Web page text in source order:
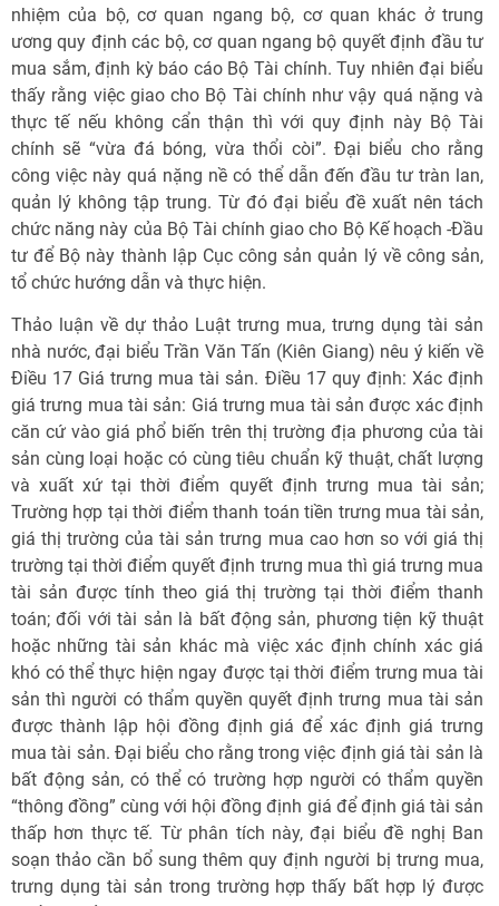
nhiệm của bộ, cơ quan ngang bộ, cơ quan khác ở trung
ương quy định các bộ, cơ quan ngang bộ quyết định đầu tư
mua sắm, định kỳ báo cáo Bộ Tài chính. Tuy nhiên đại biểu
thấy rằng việc giao cho Bộ Tài chính như vậy quá nặng và
thực tế nếu không cẩn thận thì với quy định này Bộ Tài
chính sẽ “vừa đá bóng, vừa thổi còi”. Đại biểu cho rằng
công việc này quá nặng nề có thể dẫn đến đầu tư tràn lan,
quản lý không tập trung. Từ đó đại biểu đề xuất nên tách
chức năng này của Bộ Tài chính giao cho Bộ Kế hoạch -Đầu
tư để Bộ này thành lập Cục công sản quản lý về công sản,
tổ chức hướng dẫn và thực hiện.
Thảo luận về dự thảo Luật trưng mua, trưng dụng tài sản
nhà nước, đại biểu Trần Văn Tấn (Kiên Giang) nêu ý kiến về
Điều 17 Giá trưng mua tài sản. Điều 17 quy định: Xác định
giá trưng mua tài sản: Giá trưng mua tài sản được xác định
căn cứ vào giá phổ biến trên thị trường địa phương của tài
sản cùng loại hoặc có cùng tiêu chuẩn kỹ thuật, chất lượng
và xuất xứ tại thời điểm quyết định trưng mua tài sản;
Trường hợp tại thời điểm thanh toán tiền trưng mua tài sản,
giá thị trường của tài sản trưng mua cao hơn so với giá thị
trường tại thời điểm quyết định trưng mua thì giá trưng mua
tài sản được tính theo giá thị trường tại thời điểm thanh
toán; đối với tài sản là bất động sản, phương tiện kỹ thuật
hoặc những tài sản khác mà việc xác định chính xác giá
khó có thể thực hiện ngay được tại thời điểm trưng mua tài
sản thì người có thẩm quyền quyết định trưng mua tài sản
được thành lập hội đồng định giá để xác định giá trưng
mua tài sản. Đại biểu cho rằng trong việc định giá tài sản là
bất động sản, có thể có trường hợp người có thẩm quyền
“thông đồng” cùng với hội đồng định giá để định giá tài sản
thấp hơn thực tế. Từ phân tích này, đại biểu đề nghị Ban
soạn thảo cần bổ sung thêm quy định người bị trưng mua,
trưng dụng tài sản trong trường hợp thấy bất hợp lý được